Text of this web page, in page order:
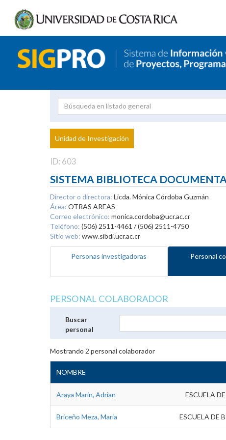
Proyecto
Investigador
Unidad de Investigación
ID: 603
SISTEMA BIBLIOTECA
Director o directora: Licda. Mónica Córdoba Guzmán
Área: OTRAS AREAS
Correo electrónico: monica.cordoba@ucr.ac.cr
Teléfono: (506) 2511-4461 / (506) 2511-4750
Sitio web: www.sibdi.ucr.ac.cr
Personas investigadoras Personal
PERSONAL COLABORADOR
Buscar
personal
Mostrando 2 personal colaborador
NOMBRE
Araya Marin, Adrian ESCUELA
Briceño Meza, Maria ESCUELA DE